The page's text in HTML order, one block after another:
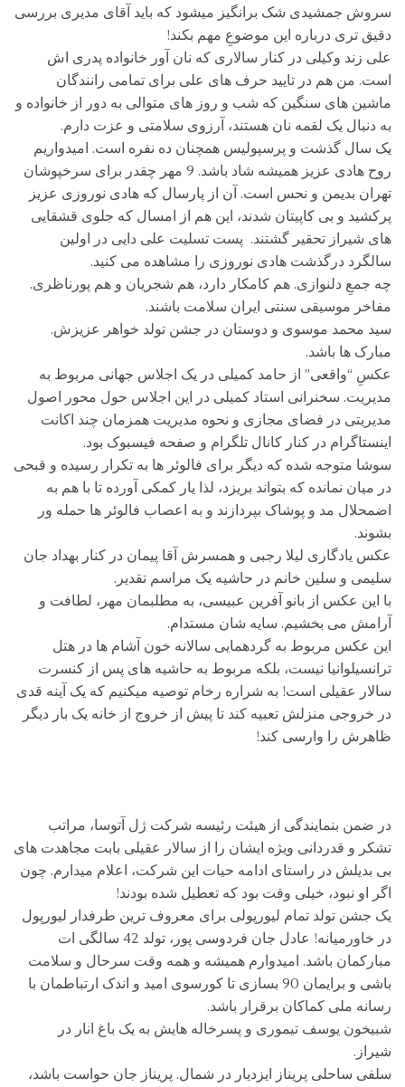
سروش جمشیدی شک برانگیز میشود که باید آقای مدیری بررسی
دقیق تری درباره این موضوعِ مهم بکند!
علی زند وکیلی در کنار سالاری که نان آور خانواده پدری اش
است. من هم در تایید حرف های علی برای تمامی رانندگان
ماشین های سنگین که شب و روز های متوالی به دور از خانواده و
به دنبال یک لقمه نان هستند، آرزوی سلامتی و عزت دارم.
یک سال گذشت و پرسپولیس همچنان ده نفره است. امیدواریم
روح هادی عزیز همیشه شاد باشد. 9 مهر چقدر برای سرخپوشان
تهران بدیمن و نحس است. آن از پارسال که هادی نوروزی عزیز
پرکشید و بی کاپیتان شدند، این هم از امسال که جلوی قشقایی
های شیراز تحقیر گشتند. پست تسلیت علی دایی در اولین
سالگرد درگذشت هادی نوروزی را مشاهده می کنید.
چه جمعِ دلنوازی. هم کامکار دارد، هم شجریان و هم پورناظری.
مفاخر موسیقی سنتی ایران سلامت باشند.
سید محمد موسوی و دوستان در جشن تولد خواهر عزیزش.
مبارک ها باشد.
عکسِ “واقعی” از حامد کمیلی در یک اجلاس جهانی مربوط به
مدیریت. سخنرانی استاد کمیلی در این اجلاس حول محور اصول
مدیریتی در فضای مجازی و نحوه مدیریت همزمان چند اکانت
اینستاگرام در کنار کانال تلگرام و صفحه فیسبوک بود.
سوشا متوجه شده که دیگر برای فالوئر ها به تکرار رسیده و قبحی
در میان نمانده که بتواند بریزد، لذا یار کمکی آورده تا با هم به
اضمحلال مد و پوشاک بپردازند و به اعصاب فالوئر ها حمله ور
بشوند.
عکس یادگاری لیلا رجبی و همسرش آقا پیمان در کنار بهداد جان
سلیمی و سلین خانم در حاشیه یک مراسم تقدیر.
با این عکس از بانو آفرین عبیسی، به مطلبمان مهر، لطافت و
آرامش می بخشیم. سایه شان مستدام.
این عکس مربوط به گردهمایی سالانه خون آشام ها در هتل
ترانسیلوانیا نیست، بلکه مربوط به حاشیه های پس از کنسرت
سالار عقیلی است! به شراره رخام توصیه میکنیم که یک آینه قدی
در خروجی منزلش تعبیه کند تا پیش از خروج از خانه یک بار دیگر
ظاهرش را وارسی کند!
در ضمن بنمایندگی از هیئت رئیسه شرکت ژل آتوسا، مراتب
تشکر و قدردانی ویژه ایشان را از سالار عقیلی بابت مجاهدت های
بی بدیلش در راستای ادامه حیات این شرکت، اعلام میدارم. چون
اگر او نبود، خیلی وقت بود که تعطیل شده بودند!
یک جشن تولد تمام لیورپولی برای معروف ترین طرفدار لیورپول
در خاورمیانه! عادل جان فردوسی پور، تولد 42 سالگی ات
مبارکمان باشد. امیدوارم همیشه و همه وقت سرحال و سلامت
باشی و برایمان 90 بسازی تا کورسوی امید و اندک ارتباطمان با
رسانه ملی کماکان برقرار باشد.
شبیخون یوسف تیموری و پسرخاله هایش به یک باغ انار در
شیراز.
سلفی ساحلی پریناز ایزدیار در شمال. پریناز جان حواست باشد،